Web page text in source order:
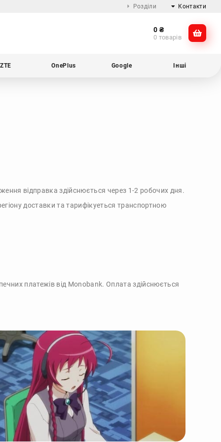
Розділи Контакти
@dikocase
0 ₴
0 товарів
ZTE OnePlus Google Інші
відправка здійснюється через 1-2 робочих дня.
доставки та тарифікуеться транспортною
платежів від Monobank. Оплата здійснюється